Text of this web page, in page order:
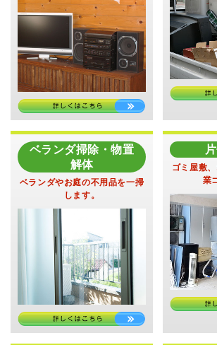
ベランダ掃除・物置
解体
ベランダやお庭の不用品を一掃
します。
ゴミ屋敷
業